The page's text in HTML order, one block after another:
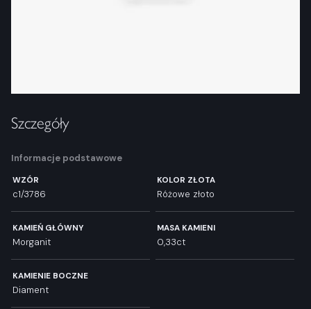
Szczegóły
Informacje podstawowe
WZÓR
c1/3786
KOLOR ZŁOTA
Różowe złoto
KAMIEŃ GŁÓWNY
Morganit
MASA KAMIENI
0,33ct
KAMIENIE BOCZNE
Diament